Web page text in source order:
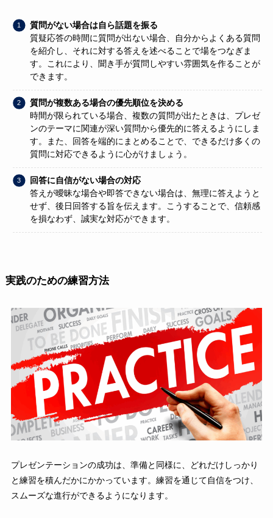
質問がない場合は自ら話題を振る
質疑応答の時間に質問が出ない場合、自分からよくある質問
を紹介し、それに対する答えを述べることで場をつなぎま
す。これにより、聞き手が質問しやすい雰囲気を作ることが
できます。
質問が複数ある場合の優先順位を決める
時間が限られている場合、複数の質問が出たときは、プレゼ
ンのテーマに関連が深い質問から優先的に答えるようにしま
す。また、回答を端的にまとめることで、できるだけ多くの
質問に対応できるように心がけましょう。
回答に自信がない場合の対応
答えが曖昧な場合や即答できない場合は、無理に答えようと
せず、後日回答する旨を伝えます。こうすることで、信頼感
を損なわず、誠実な対応ができます。
実践のための練習方法
プレゼンテーションの成功は、準備と同様に、どれだけしっかり
と練習を積んだかにかかっています。練習を通じて自信をつけ、
スムーズな進行ができるようになります。